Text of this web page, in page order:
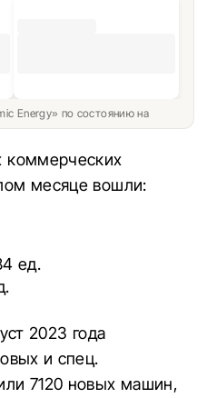
Energy» по состоянию на
месяце вошли:
ед.
2023 года
и спец.
7120 новых машин,